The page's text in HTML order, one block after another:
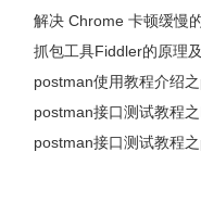
解决 Chrome 卡顿缓慢
抓包工具Fiddler的原理
postman使用教程介绍
postman接口测试教程
postman接口测试教程